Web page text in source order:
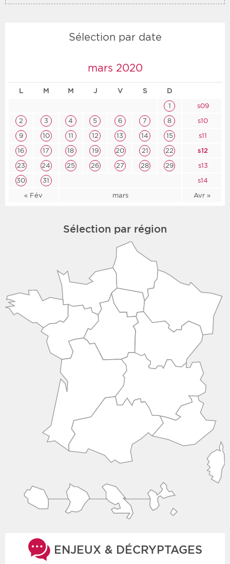
Inversé
Sélection par date
mars 2020
L M M J V S D
« Fév mars Avr »
1
s09
2
3 4 5 6 7 8
s10
9
10 11 12 13 14 15
s11
16
17 18 19 20 21 22
s12
23
24 25 26 27 28 29
s13
30
31 s14
Sélection par région
ENJEUX & DÉCRYPTAGES